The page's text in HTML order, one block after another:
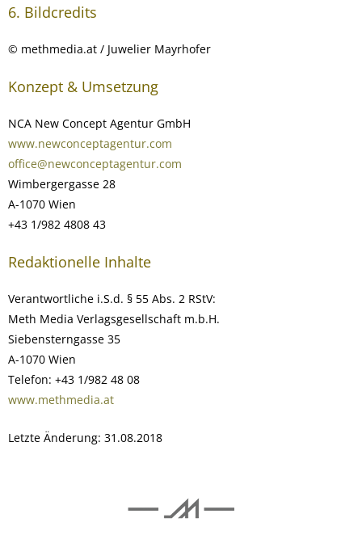
6. Bildcredits
© methmedia.at / Juwelier Mayrhofer
Konzept & Umsetzung
NCA New Concept Agentur GmbH
www.newconceptagentur.com
office@newconceptagentur.com
Wimbergergasse 28
A-1070 Wien
+43 1/982 4808 43
Redaktionelle Inhalte
Verantwortliche i.S.d. § 55 Abs. 2 RStV:
Meth Media Verlagsgesellschaft m.b.H.
Siebensterngasse 35
A-1070 Wien
Telefon: +43 1/982 48 08
www.methmedia.at
Letzte Änderung: 31.08.2018